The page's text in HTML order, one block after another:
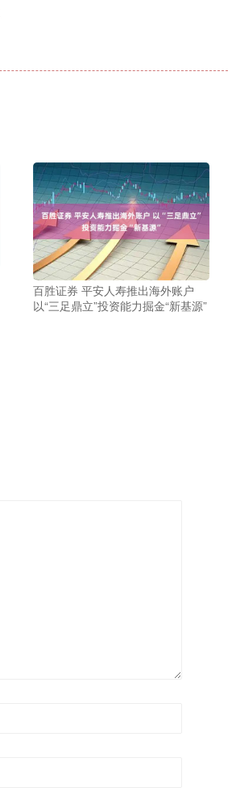
百胜证券 平安人寿推出海外账户
以“三足鼎立”投资能力掘金“新基源”